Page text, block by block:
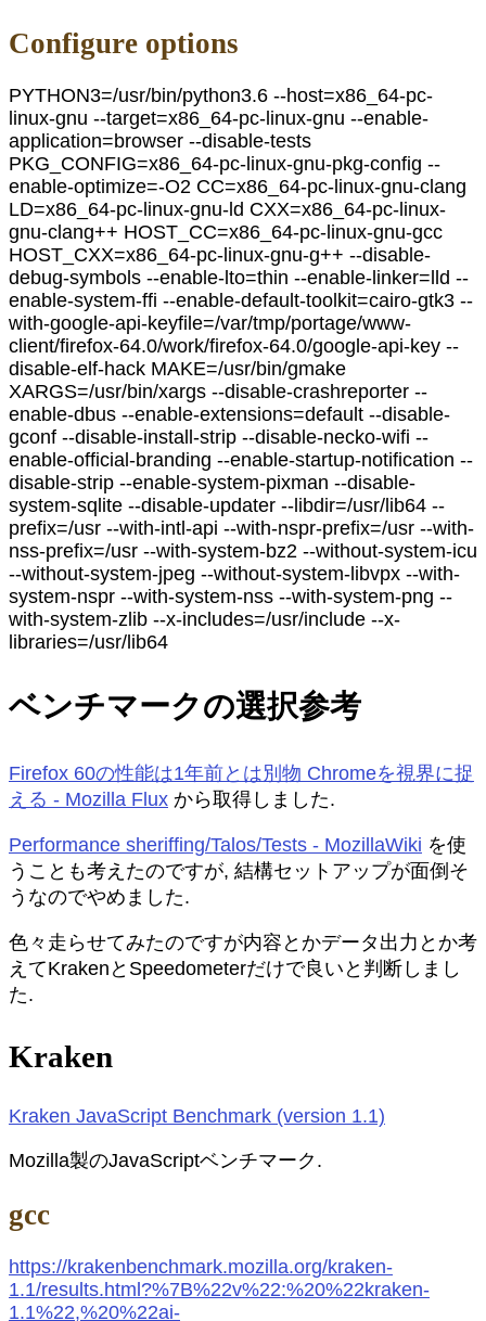
Configure options
PYTHON3=/usr/bin/python3.6 --host=x86_64-pc-
linux-gnu --target=x86_64-pc-linux-gnu --enable-
application=browser --disable-tests
PKG_CONFIG=x86_64-pc-linux-gnu-pkg-config --
enable-optimize=-O2 CC=x86_64-pc-linux-gnu-clang
LD=x86_64-pc-linux-gnu-ld CXX=x86_64-pc-linux-
gnu-clang++ HOST_CC=x86_64-pc-linux-gnu-gcc
HOST_CXX=x86_64-pc-linux-gnu-g++ --disable-
debug-symbols --enable-lto=thin --enable-linker=lld --
enable-system-ffi --enable-default-toolkit=cairo-gtk3 --
with-google-api-keyfile=/var/tmp/portage/www-
client/firefox-64.0/work/firefox-64.0/google-api-key --
disable-elf-hack MAKE=/usr/bin/gmake
XARGS=/usr/bin/xargs --disable-crashreporter --
enable-dbus --enable-extensions=default --disable-
gconf --disable-install-strip --disable-necko-wifi --
enable-official-branding --enable-startup-notification --
disable-strip --enable-system-pixman --disable-
system-sqlite --disable-updater --libdir=/usr/lib64 --
prefix=/usr --with-intl-api --with-nspr-prefix=/usr --with-
nss-prefix=/usr --with-system-bz2 --without-system-icu
--without-system-jpeg --without-system-libvpx --with-
system-nspr --with-system-nss --with-system-png --
with-system-zlib --x-includes=/usr/include --x-
libraries=/usr/lib64
ベンチマークの選択参考
Firefox 60の性能は1年前とは別物 Chromeを視界に捉
える - Mozilla Flux から取得しました.
Performance sheriffing/Talos/Tests - MozillaWiki を使
うことも考えたのですが, 結構セットアップが面倒そ
うなのでやめました.
色々走らせてみたのですが内容とかデータ出力とか考
えてKrakenとSpeedometerだけで良いと判断しまし
た.
Kraken
Kraken JavaScript Benchmark (version 1.1)
Mozilla製のJavaScriptベンチマーク.
gcc
https://krakenbenchmark.mozilla.org/kraken-
1.1/results.html?%7B%22v%22:%20%22kraken-
1.1%22,%20%22ai-